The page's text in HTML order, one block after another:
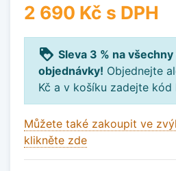
2 690 Kč s DPH
loyalty Sleva 3 % na
objednávky! Objednejte
Kč a v košíku zadejte kód
Můžete také zakoupit ve
klikněte zde